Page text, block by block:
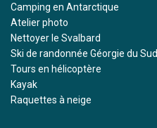
Camping en Antarctique
Atelier photo
Nettoyer le Svalbard
Ski de randonnée Géorgie du Sud
Tours en hélicoptère
Kayak
Raquettes à neige